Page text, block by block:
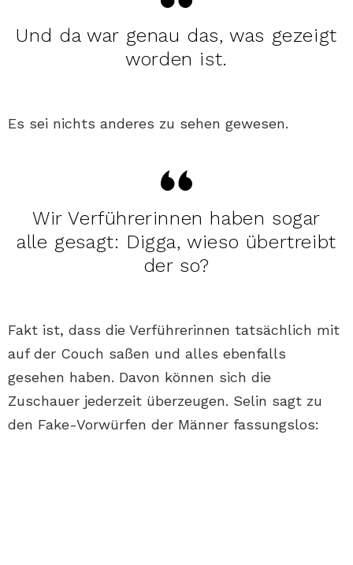
Und da war genau das, was gezeigt
worden ist.
Es sei nichts anderes zu sehen gewesen.
Wir Verführerinnen haben sogar
alle gesagt: Digga, wieso übertreibt
der so?
Fakt ist, dass die Verführerinnen tatsächlich mit
auf der Couch saßen und alles ebenfalls
gesehen haben. Davon können sich die
Zuschauer jederzeit überzeugen. Selin sagt zu
den Fake-Vorwürfen der Männer fassungslos: